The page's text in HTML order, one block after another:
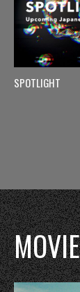
SPOTLIGHT
MOVIE